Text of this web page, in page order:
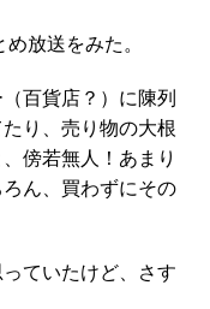
放送をみた。
百貨店？）に陳列
り、売り物の大根
傍若無人！あまり
ん、買わずにその
ていたけど、さす